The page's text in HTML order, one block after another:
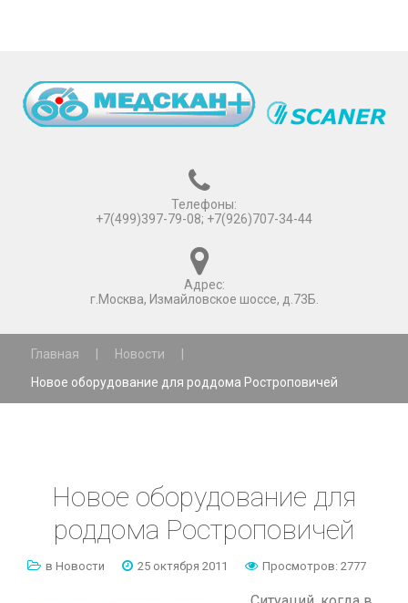
Телефоны:
+7(499)397-79-08; +7(926)707-34-44
Адрес:
г.Москва, Измайловское шоссе, д.73Б.
Главная Новости
Новое оборудование для роддома Ростроповичей
Новое оборудование для
роддома Ростроповичей
в Новости 25 октября 2011 Просмотров: 2777